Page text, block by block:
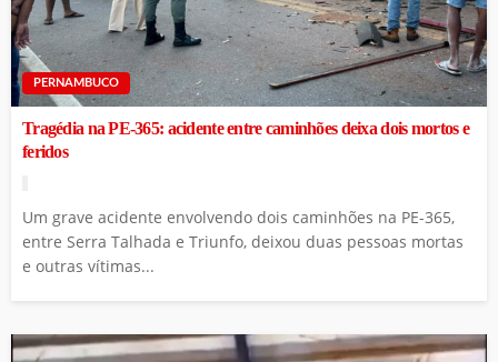
PERNAMBUCO
Tragédia na PE-365: acidente entre caminhões deixa dois mortos e
feridos
Um grave acidente envolvendo dois caminhões na PE-365,
entre Serra Talhada e Triunfo, deixou duas pessoas mortas
e outras vítimas...